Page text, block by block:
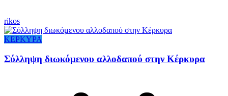
rikos
ΚΕΡΚΥΡΑ
Σύλληψη διωκόμενου αλλοδαπού στην Κέρκυρα